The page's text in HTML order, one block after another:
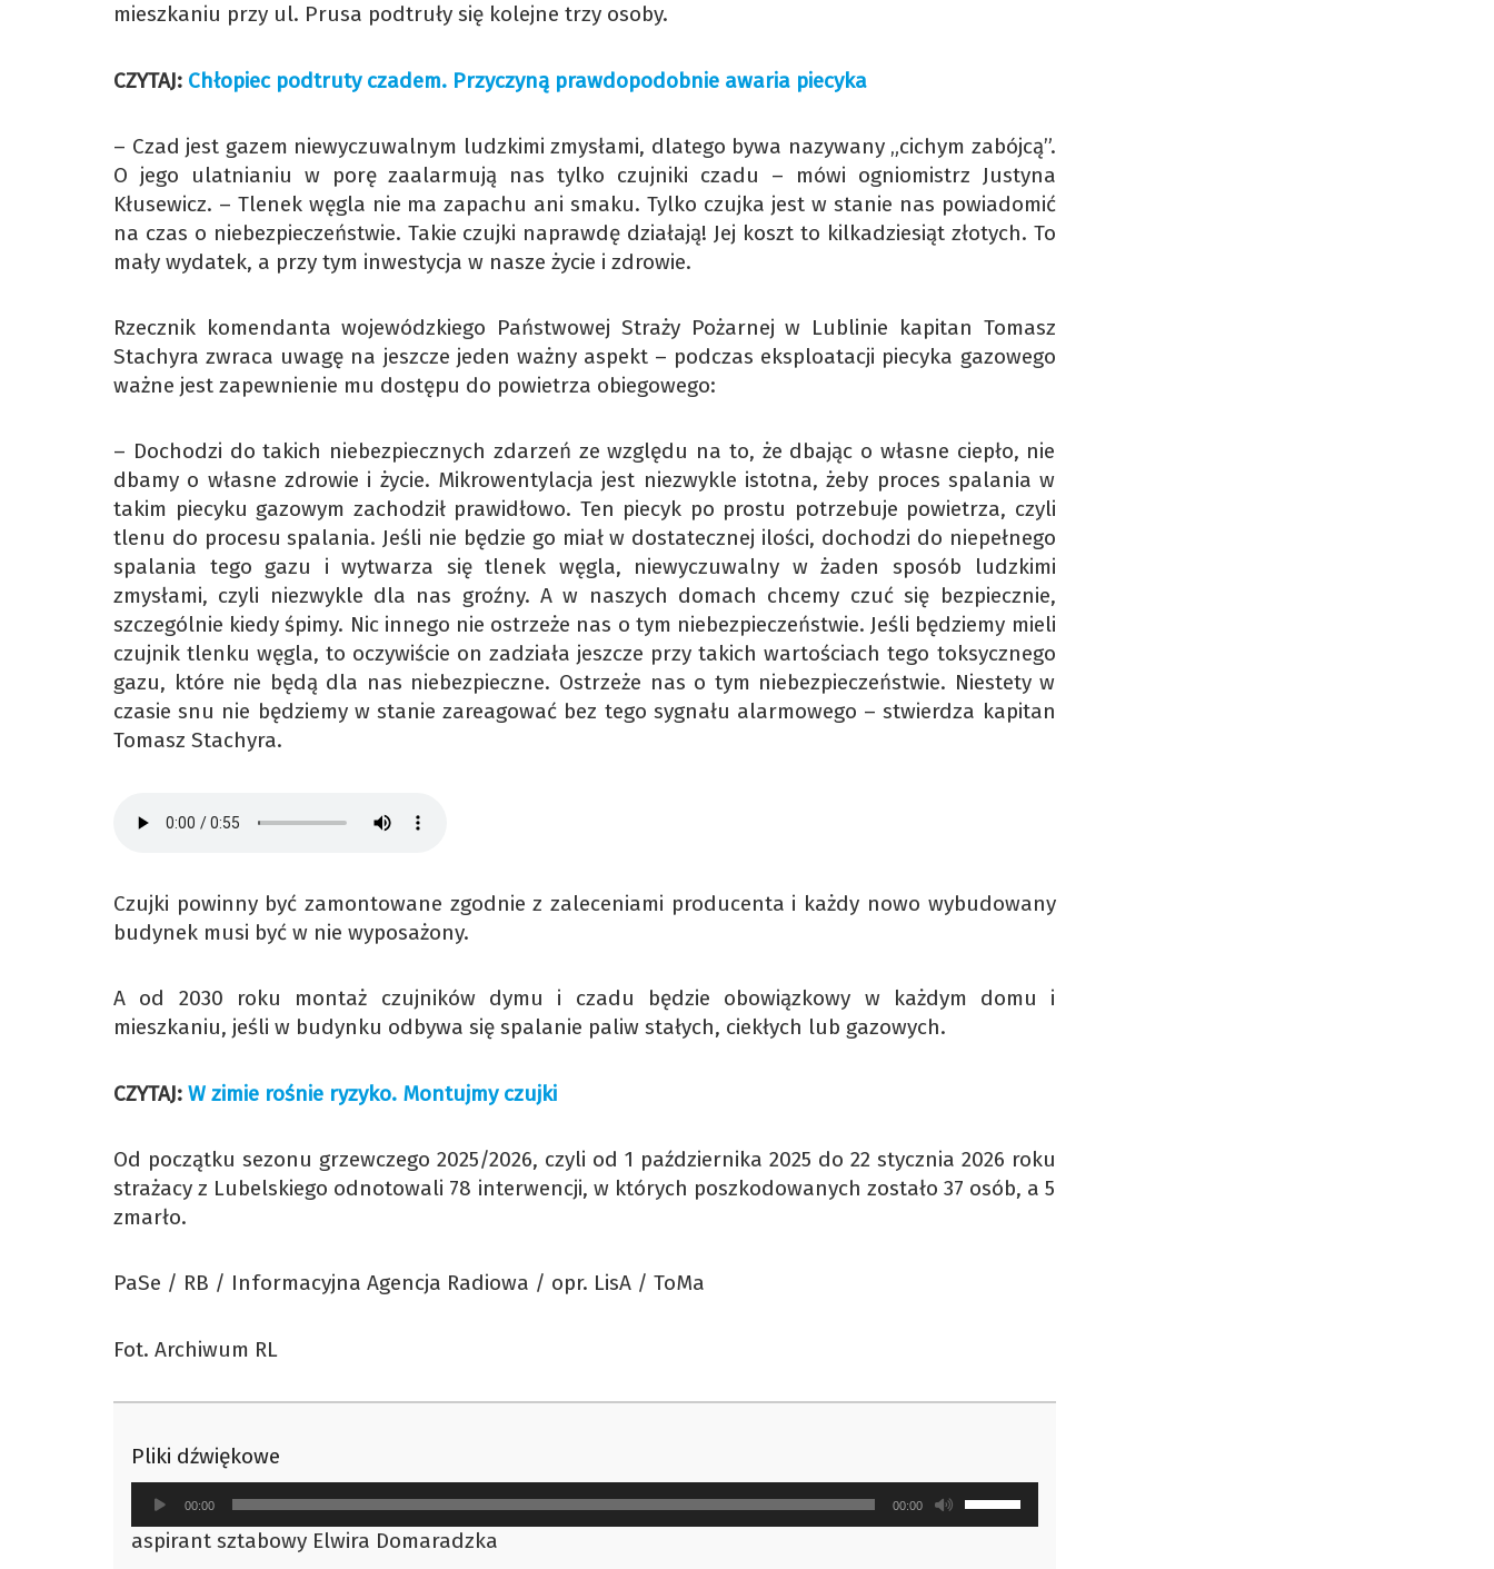
mieszkaniu przy ul. Prusa podtruły się kolejne trzy osoby.
CZYTAJ: Chłopiec podtruty czadem. Przyczyną prawdopodobnie awaria piecyka
– Czad jest gazem niewyczuwalnym ludzkimi zmysłami, dlatego bywa nazywany „cichym zabójcą”.
O jego ulatnianiu w porę zaalarmują nas tylko czujniki czadu – mówi ogniomistrz Justyna
Kłusewicz. – Tlenek węgla nie ma zapachu ani smaku. Tylko czujka jest w stanie nas powiadomić
na czas o niebezpieczeństwie. Takie czujki naprawdę działają! Jej koszt to kilkadziesiąt złotych. To
mały wydatek, a przy tym inwestycja w nasze życie i zdrowie.
Rzecznik komendanta wojewódzkiego Państwowej Straży Pożarnej w Lublinie kapitan Tomasz
Stachyra zwraca uwagę na jeszcze jeden ważny aspekt – podczas eksploatacji piecyka gazowego
ważne jest zapewnienie mu dostępu do powietrza obiegowego:
– Dochodzi do takich niebezpiecznych zdarzeń ze względu na to, że dbając o własne ciepło, nie
dbamy o własne zdrowie i życie. Mikrowentylacja jest niezwykle istotna, żeby proces spalania w
takim piecyku gazowym zachodził prawidłowo. Ten piecyk po prostu potrzebuje powietrza, czyli
tlenu do procesu spalania. Jeśli nie będzie go miał w dostatecznej ilości, dochodzi do niepełnego
spalania tego gazu i wytwarza się tlenek węgla, niewyczuwalny w żaden sposób ludzkimi
zmysłami, czyli niezwykle dla nas groźny. A w naszych domach chcemy czuć się bezpiecznie,
szczególnie kiedy śpimy. Nic innego nie ostrzeże nas o tym niebezpieczeństwie. Jeśli będziemy mieli
czujnik tlenku węgla, to oczywiście on zadziała jeszcze przy takich wartościach tego toksycznego
gazu, które nie będą dla nas niebezpieczne. Ostrzeże nas o tym niebezpieczeństwie. Niestety w
czasie snu nie będziemy w stanie zareagować bez tego sygnału alarmowego – stwierdza kapitan
Tomasz Stachyra.
Czujki powinny być zamontowane zgodnie z zaleceniami producenta i każdy nowo wybudowany
budynek musi być w nie wyposażony.
A od 2030 roku montaż czujników dymu i czadu będzie obowiązkowy w każdym domu i
mieszkaniu, jeśli w budynku odbywa się spalanie paliw stałych, ciekłych lub gazowych.
CZYTAJ: W zimie rośnie ryzyko. Montujmy czujki
Od początku sezonu grzewczego 2025/2026, czyli od 1 października 2025 do 22 stycznia 2026 roku
strażacy z Lubelskiego odnotowali 78 interwencji, w których poszkodowanych zostało 37 osób, a 5
zmarło.
PaSe / RB / Informacyjna Agencja Radiowa / opr. LisA / ToMa
Fot. Archiwum RL
Pliki dźwiękowe
Odtwarzacz
plików
dźwiękowych
00:00 00:00
strzałek
aspirant sztabowy Elwira Domaradzka